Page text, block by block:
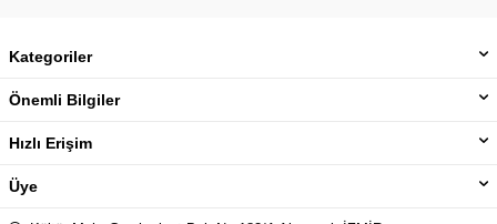
Kategoriler
Önemli Bilgiler
Hızlı Erişim
Üye